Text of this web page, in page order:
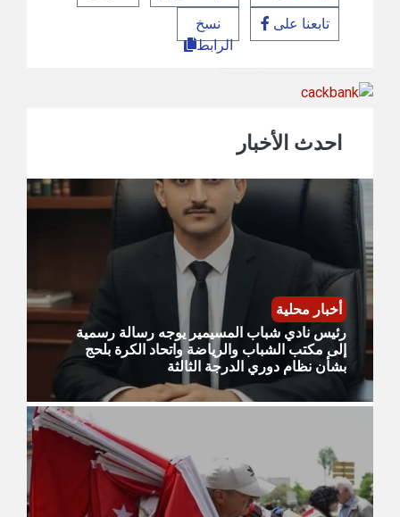
تابعنا على
نسخ
الرابط
احدث الأخبار
أخبار محلية
رئيس نادي شباب المسيمير يوجه رسالة رسمية
إلى مكتب الشباب والرياضة واتحاد الكرة بلحج
بشأن نظام دوري الدرجة الثالثة